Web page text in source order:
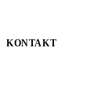
KONTAKT